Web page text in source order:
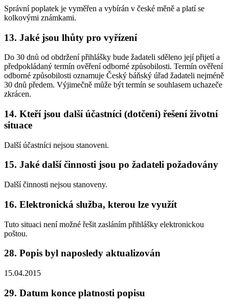
Správní poplatek je vyměřen a vybírán v české měně a platí se
kolkovými známkami.
13. Jaké jsou lhůty pro vyřízení
Do 30 dnů od obdržení přihlášky bude žadateli sděleno její přijetí a
předpokládaný termín ověření odborné způsobilosti. Termín ověření
odborné způsobilosti oznamuje Český báňský úřad žadateli nejméně
30 dnů předem. Výjimečně může být termín se souhlasem uchazeče
zkrácen.
14. Kteří jsou další účastníci (dotčení) řešení životní
situace
Další účastníci nejsou stanoveni.
15. Jaké další činnosti jsou po žadateli požadovány
Další činnosti nejsou stanoveny.
16. Elektronická služba, kterou lze využít
Tuto situaci není možné řešit zasláním přihlášky elektronickou
poštou.
28. Popis byl naposledy aktualizován
15.04.2015
29. Datum konce platnosti popisu